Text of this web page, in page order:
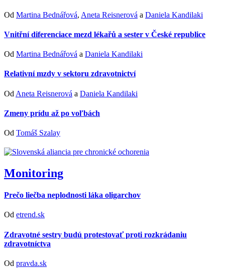
Od Martina Bednářová, Aneta Reisnerová a Daniela Kandilaki
Vnitřní diferenciace mezd lékařů a sester v České republice
Od Martina Bednářová a Daniela Kandilaki
Relativní mzdy v sektoru zdravotnictví
Od Aneta Reisnerová a Daniela Kandilaki
Zmeny prídu až po voľbách
Od Tomáš Szalay
Monitoring
Prečo liečba neplodnosti láka oligarchov
Od etrend.sk
Zdravotné sestry budú protestovať proti rozkrádaniu
zdravotníctva
Od pravda.sk